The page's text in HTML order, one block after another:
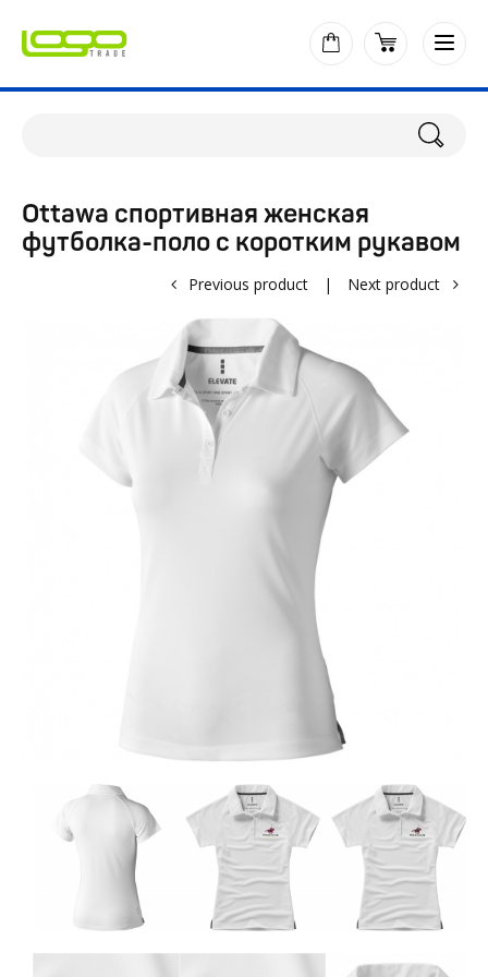
Ottawa спортивная женская
футболка-поло с коротким рукавом
Previous product | Next product